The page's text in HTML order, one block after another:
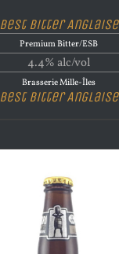
Best Bitter Anglaise
Premium Bitter/ESB
4.4% alc/vol
Brasserie Mille-Îles
Best Bitter Anglaise